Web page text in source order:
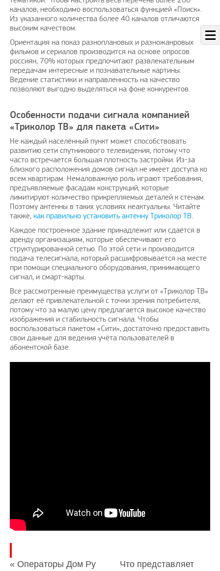
каналов, необходимо воспользоваться функцией «Поиск».
Из указанного количества более 40 каналов отличаются
высоким качеством.
Ориентация на показ разноплановых и разножанровых
фильмов и сериалов производится на основе опросов
россиян, 70% которых предпочитают развлекательным
передачам интересные и познавательные картины.
Ведение статистики и направленность на качество
позволяют выгодно выделяться на фоне конкурентов.
Особенности подачи сигнала компанией
«Триколор ТВ» для пакета «Сити»
Не каждый населённый пункт может способствовать
развитию сети спутникового телевидения, потому что
часто встречается большая плотность застройки. Из-за
близкого расположения домов сигнал не имеет доступа ко
всем квартирам. Немаловажную роль играют требования,
предъявляемые фасадам конструкций, которые
лимитируют количество прикрепляемых деталей к стенам.
Поэтому антенны в таких условиях неактуальны. Читайте
также, как правильно установить антенну Триколор ТВ.
Каждое построенное здание принадлежит или сдаётся в
аренду организациям, которые обеспечивают его
структурированной сетью. По этой сети и производится
подача телесигнала, который расшифровывается на месте
при помощи специального оборудования, принимающего
сигнал, и смарт-карты.
Все рассмотренные преимущества услуги от «Триколор ТВ»
делают её привлекательной с точки зрения потребителя,
потому что за малую цену предлагается высокое качество
изображения и стабильность сигнала. Чтобы
воспользоваться пакетом «Сити», достаточно предоставить
свои данные для ведения учёта пользователей в
абонентской базе.
« Операторы Дом Ру
Что представляет